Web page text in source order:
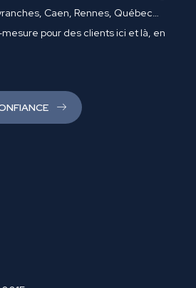
Caen, Rennes, Québec…
pour des clients ici et là, en